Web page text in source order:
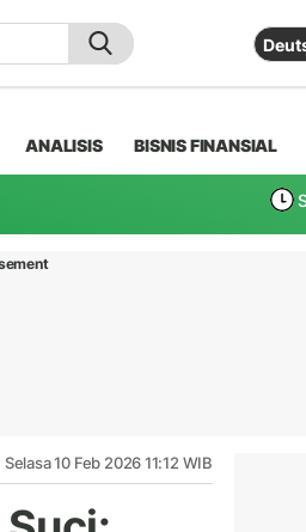
ANALISIS BISNIS FINANSIAL
Selasa 10 Feb 2026 11:12 WIB